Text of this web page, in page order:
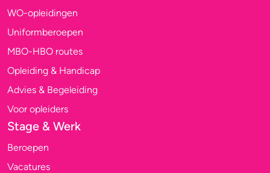
WO-opleidingen
Uniformberoepen
MBO-HBO routes
Opleiding & Handicap
Advies & Begeleiding
Voor opleiders
Stage & Werk
Beroepen
Vacatures